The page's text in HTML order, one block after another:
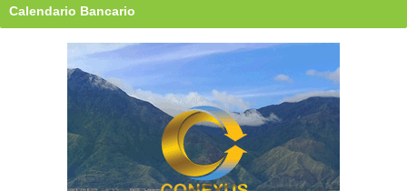
Calendario Bancario